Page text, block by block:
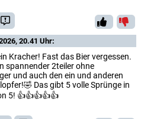
20.41 Uhr:
Kracher! Fast das Bier vergessen.
spannender 2teiler ohne
und auch den ein und anderen
Das gibt 5 volle Sprünge in
5! 👍👍👍👍👍